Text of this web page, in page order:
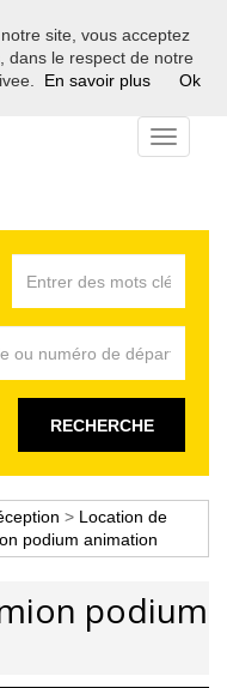
de la location en
Toggle
RECHERCHE
> Location de
podium animation
podium
site, vous acceptez
dans le respect de notre
En savoir plus Ok